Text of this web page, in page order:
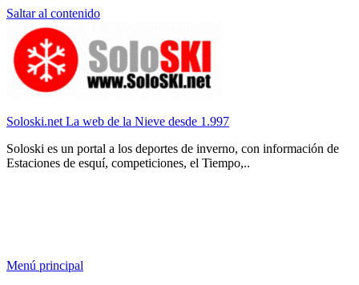
Saltar al contenido
Soloski.net La web de la Nieve desde 1.997
Soloski es un portal a los deportes de inverno, con información de
Estaciones de esquí, competiciones, el Tiempo,..
Menú principal